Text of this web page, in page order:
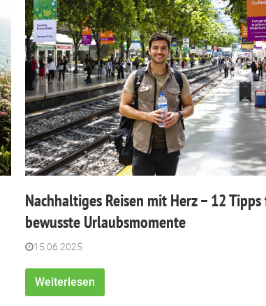
Nachhaltiges Reisen mit Herz – 12
bewusste Urlaubsmomente
15.06.2025
Weiterlesen